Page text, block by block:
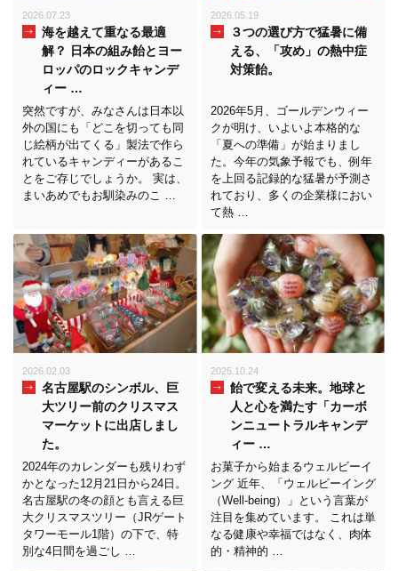
2026.07.23
海を越えて重なる最適
解？ 日本の組み飴とヨー
ロッパのロックキャンデ
ィー …
突然ですが、みなさんは日本以
外の国にも「どこを切っても同
じ絵柄が出てくる」製法で作ら
れているキャンディーがあるこ
とをご存じでしょうか。 実は、
まいあめでもお馴染みのこ …
2026.05.19
３つの選び方で猛暑に備
える、「攻め」の熱中症
対策飴。
2026年5月、ゴールデンウィー
クが明け、いよいよ本格的な
「夏への準備」が始まりまし
た。今年の気象予報でも、例年
を上回る記録的な猛暑が予測さ
れており、多くの企業様におい
て熱 …
2026.02.03
名古屋駅のシンボル、巨
大ツリー前のクリスマス
マーケットに出店しまし
た。
2024年のカレンダーも残りわず
かとなった12月21日から24日。
名古屋駅の冬の顔とも言える巨
大クリスマスツリー（JRゲート
タワーモール1階）の下で、特
別な4日間を過ごし …
2025.10.24
飴で変える未来。地球と
人と心を満たす「カーボ
ンニュートラルキャンデ
ィー …
お菓子から始まるウェルビーイ
ング 近年、「ウェルビーイング
（Well-being）」という言葉が
注目を集めています。 これは単
なる健康や幸福ではなく、肉体
的・精神的 …